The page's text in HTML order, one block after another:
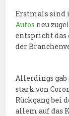
Erstmals sind
Autos neu
entspricht das
der
Allerdings
stark von
Rückgang bei
allem auf das